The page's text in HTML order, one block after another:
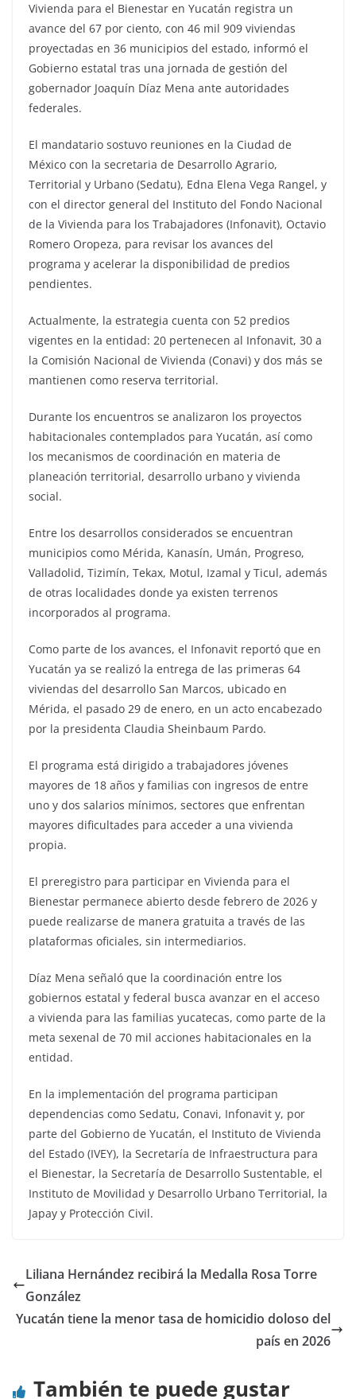
Vivienda para el Bienestar en Yucatán registra un
avance del 67 por ciento, con 46 mil 909 viviendas
proyectadas en 36 municipios del estado, informó el
Gobierno estatal tras una jornada de gestión del
gobernador Joaquín Díaz Mena ante autoridades
federales.
El mandatario sostuvo reuniones en la Ciudad de
México con la secretaria de Desarrollo Agrario,
Territorial y Urbano (Sedatu), Edna Elena Vega Rangel, y
con el director general del Instituto del Fondo Nacional
de la Vivienda para los Trabajadores (Infonavit), Octavio
Romero Oropeza, para revisar los avances del
programa y acelerar la disponibilidad de predios
pendientes.
Actualmente, la estrategia cuenta con 52 predios
vigentes en la entidad: 20 pertenecen al Infonavit, 30 a
la Comisión Nacional de Vivienda (Conavi) y dos más se
mantienen como reserva territorial.
Durante los encuentros se analizaron los proyectos
habitacionales contemplados para Yucatán, así como
los mecanismos de coordinación en materia de
planeación territorial, desarrollo urbano y vivienda
social.
Entre los desarrollos considerados se encuentran
municipios como Mérida, Kanasín, Umán, Progreso,
Valladolid, Tizimín, Tekax, Motul, Izamal y Ticul, además
de otras localidades donde ya existen terrenos
incorporados al programa.
Como parte de los avances, el Infonavit reportó que en
Yucatán ya se realizó la entrega de las primeras 64
viviendas del desarrollo San Marcos, ubicado en
Mérida, el pasado 29 de enero, en un acto encabezado
por la presidenta Claudia Sheinbaum Pardo.
El programa está dirigido a trabajadores jóvenes
mayores de 18 años y familias con ingresos de entre
uno y dos salarios mínimos, sectores que enfrentan
mayores dificultades para acceder a una vivienda
propia.
El preregistro para participar en Vivienda para el
Bienestar permanece abierto desde febrero de 2026 y
puede realizarse de manera gratuita a través de las
plataformas oficiales, sin intermediarios.
Díaz Mena señaló que la coordinación entre los
gobiernos estatal y federal busca avanzar en el acceso
a vivienda para las familias yucatecas, como parte de la
meta sexenal de 70 mil acciones habitacionales en la
entidad.
En la implementación del programa participan
dependencias como Sedatu, Conavi, Infonavit y, por
parte del Gobierno de Yucatán, el Instituto de Vivienda
del Estado (IVEY), la Secretaría de Infraestructura para
el Bienestar, la Secretaría de Desarrollo Sustentable, el
Instituto de Movilidad y Desarrollo Urbano Territorial, la
Japay y Protección Civil.
Liliana Hernández recibirá la Medalla Rosa Torre
González
Yucatán tiene la menor tasa de homicidio doloso del
país en 2026
También te puede gustar